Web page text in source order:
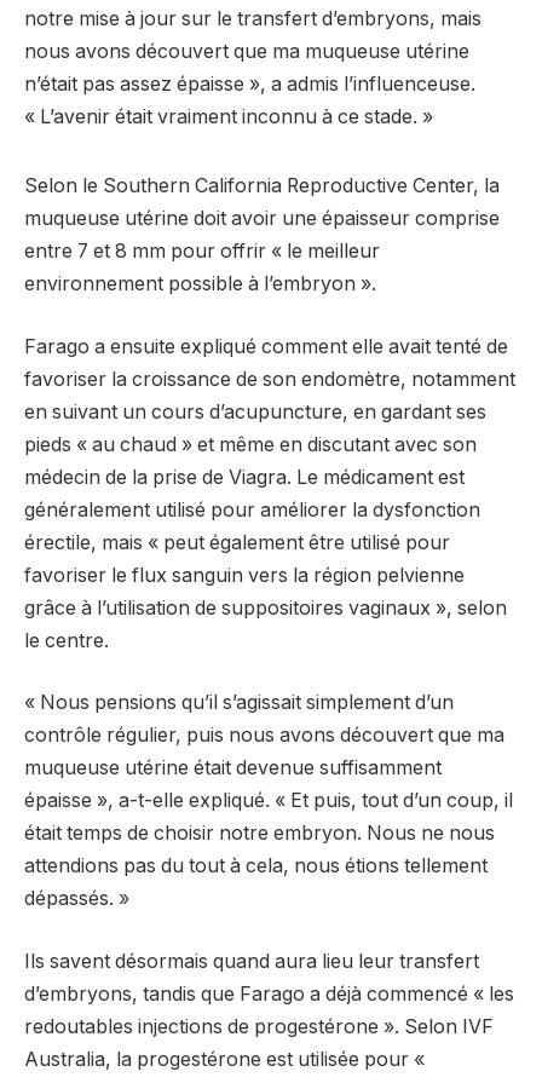
notre mise à jour sur le transfert d’embryons, mais
nous avons découvert que ma muqueuse utérine
n’était pas assez épaisse », a admis l’influenceuse.
« L’avenir était vraiment inconnu à ce stade. »
Selon le Southern California Reproductive Center, la
muqueuse utérine doit avoir une épaisseur comprise
entre 7 et 8 mm pour offrir « le meilleur
environnement possible à l’embryon ».
Farago a ensuite expliqué comment elle avait tenté de
favoriser la croissance de son endomètre, notamment
en suivant un cours d’acupuncture, en gardant ses
pieds « au chaud » et même en discutant avec son
médecin de la prise de Viagra. Le médicament est
généralement utilisé pour améliorer la dysfonction
érectile, mais « peut également être utilisé pour
favoriser le flux sanguin vers la région pelvienne
grâce à l’utilisation de suppositoires vaginaux », selon
le centre.
« Nous pensions qu’il s’agissait simplement d’un
contrôle régulier, puis nous avons découvert que ma
muqueuse utérine était devenue suffisamment
épaisse », a-t-elle expliqué. « Et puis, tout d’un coup, il
était temps de choisir notre embryon. Nous ne nous
attendions pas du tout à cela, nous étions tellement
dépassés. »
Ils savent désormais quand aura lieu leur transfert
d’embryons, tandis que Farago a déjà commencé « les
redoutables injections de progestérone ». Selon IVF
Australia, la progestérone est utilisée pour «